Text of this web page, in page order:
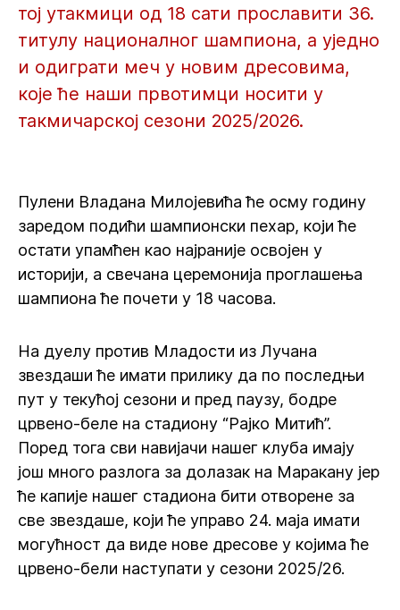
тој утакмици од 18 сати прославити 36.
титулу националног шампиона, а уједно
и одиграти меч у новим дресовима,
које ће наши првотимци носити у
такмичарској сезони 2025/2026.
Пулени Владана Милојевића ће осму годину
заредом подићи шампионски пехар, који ће
остати упамћен као најраније освојен у
историји, а свечана церемонија проглашења
шампиона ће почети у 18 часова.
На дуелу против Младости из Лучана
звездаши ће имати прилику да по последњи
пут у текућој сезони и пред паузу, бодре
црвено-беле на стадиону “Рајко Митић”.
Поред тога сви навијачи нашег клуба имају
још много разлога за долазак на Маракану јер
ће капије нашег стадиона бити отворене за
све звездаше, који ће управо 24. маја имати
могућност да виде нове дресове у којима ће
црвено-бели наступати у сезони 2025/26.